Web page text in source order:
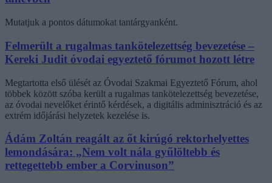
Mutatjuk a pontos dátumokat tantárgyanként.
Felmerült a rugalmas tankötelezettség bevezetése –
Kereki Judit óvodai egyeztető fórumot hozott létre
Megtartotta első ülését az Óvodai Szakmai Egyeztető Fórum, ahol
többek között szóba került a rugalmas tankötelezettség bevezetése,
az óvodai nevelőket érintő kérdések, a digitális adminisztráció és az
extrém időjárási helyzetek kezelése is.
Ádám Zoltán reagált az őt kirúgó rektorhelyettes
lemondására: „Nem volt nála gyűlöltebb és
rettegettebb ember a Corvinuson”